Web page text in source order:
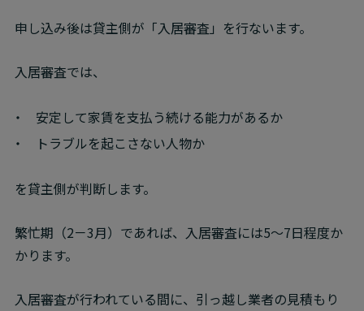
申し込み後は貸主側が「入居審査」を行ないます。
入居審査では、
安定して家賃を支払う続ける能力があるか
トラブルを起こさない人物か
を貸主側が判断します。
繁忙期（2－3月）であれば、入居審査には5～7日程度か
かります。
入居審査が行われている間に、引っ越し業者の見積もり